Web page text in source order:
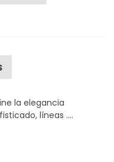
la elegancia
líneas ....